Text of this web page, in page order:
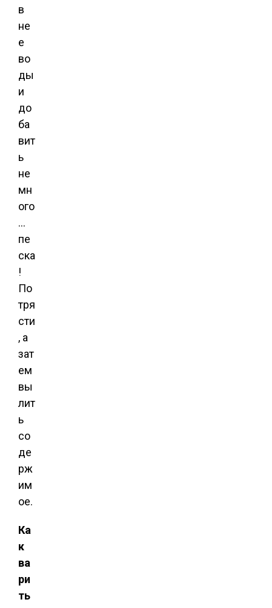
в
не
е
во
ды
и
до
ба
вит
ь
не
мн
ого
…
пе
ска
!
По
тря
сти
, а
зат
ем
вы
лит
ь
со
де
рж
им
ое.
Ка
к
ва
ри
ть